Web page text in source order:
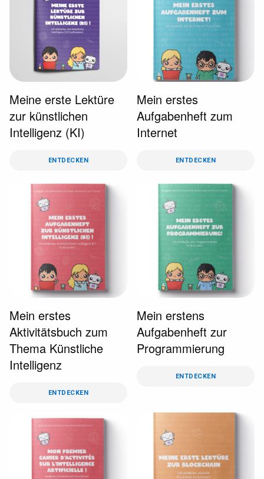
Meine erste Lektüre
zur künstlichen
Intelligenz (KI)
ENTDECKEN
Mein erstes
Aufgabenheft zum
Internet
ENTDECKEN
Mein erstes
Aktivitätsbuch zum
Thema Künstliche
Intelligenz
ENTDECKEN
Mein erstens
Aufgabenheft zur
Programmierung
ENTDECKEN